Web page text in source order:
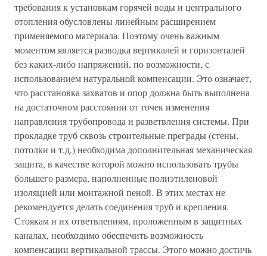
требования к установкам горячей воды и центрального
отопления обусловлены линейным расширением
применяемого материала. Поэтому очень важным
моментом является разводка вертикалей и горизонталей
без каких-либо напряжений, по возможности, с
использованием натуральной компенсации. Это означает,
что расстановка захватов и опор должна быть выполнена
на достаточном расстоянии от точек изменения
направления трубопровода и разветвления системы. При
прокладке труб сквозь строительные преграды (стены,
потолки и т.д.) необходима дополнительная механическая
защита, в качестве которой можно использовать трубы
большего размера, наполненные полиэтиленовой
изоляцией или монтажной пеной. В этих местах не
рекомендуется делать соединения труб и крепления.
Стоякам и их ответвлениям, проложенным в защитных
каналах, необходимо обеспечить возможность
компенсации вертикальной трассы. Этого можно достичь